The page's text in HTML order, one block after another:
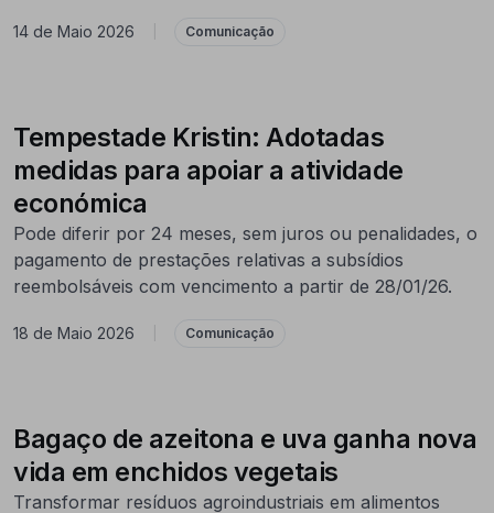
14 de Maio 2026 Comunicação
Tempestade Kristin: Adotadas
medidas para apoiar a atividade
económica
Pode diferir por 24 meses, sem juros ou penalidades, o
pagamento de prestações relativas a subsídios
reembolsáveis com vencimento a partir de 28/01/26.
18 de Maio 2026 Comunicação
Bagaço de azeitona e uva ganha nova
vida em enchidos vegetais
Transformar resíduos agroindustriais em alimentos